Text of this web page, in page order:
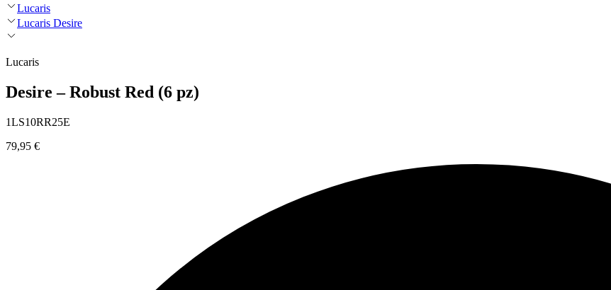
Lucaris
Lucaris Desire
Lucaris
Desire – Robust Red (6 pz)
1LS10RR25E
79,95 €